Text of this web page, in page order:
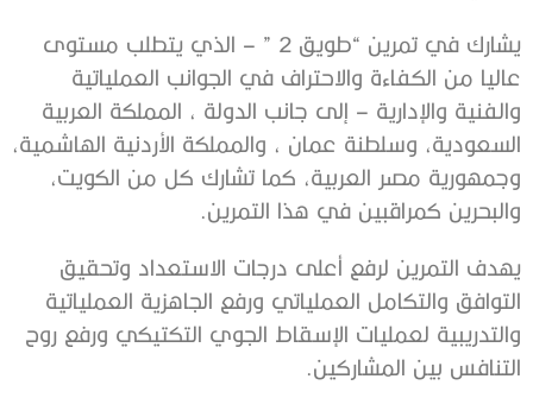
يشارك في تمرين “طويق 2 ” – الذي يتطلب مستوى
عاليا من الكفاءة والاحتراف في الجوانب العملياتية
والفنية والإدارية – إلى جانب الدولة ، المملكة العربية
السعودية، وسلطنة عمان ، والمملكة الأردنية الهاشمية،
وجمهورية مصر العربية، كما تشارك كل من الكويت،
والبحرين كمراقبين في هذا التمرين.
يهدف التمرين لرفع أعلى درجات الاستعداد وتحقيق
التوافق والتكامل العملياتي ورفع الجاهزية العملياتية
والتدريبية لعمليات الإسقاط الجوي التكتيكي ورفع روح
التنافس بين المشاركين.